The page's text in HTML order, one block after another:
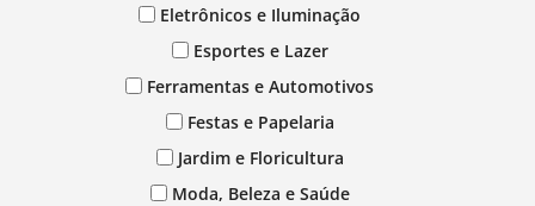
Eletrônicos e Iluminação
Esportes e Lazer
Ferramentas e Automotivos
Festas e Papelaria
Jardim e Floricultura
Moda, Beleza e Saúde